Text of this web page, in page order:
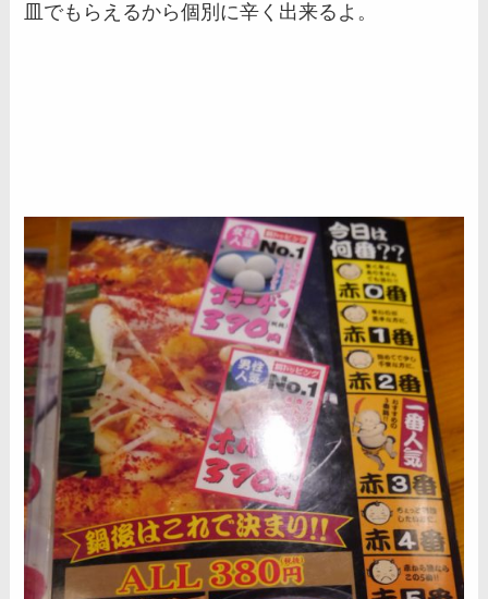
皿でもらえるから個別に辛く出来るよ。